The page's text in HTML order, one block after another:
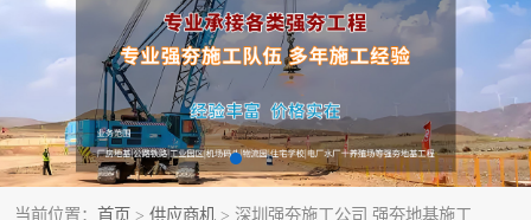
当前位置： 首页 > 供应商机 > 深圳强夯施工公司 强夯地基施工
强夯施工案例 强夯机租赁
强夯施工工程 强夯施工队伍
强夯队伍